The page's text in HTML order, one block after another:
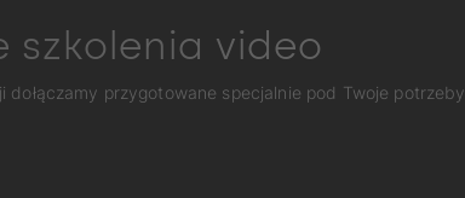
szkolenia video
przygotowane specjalnie pod Twoje potrzeby